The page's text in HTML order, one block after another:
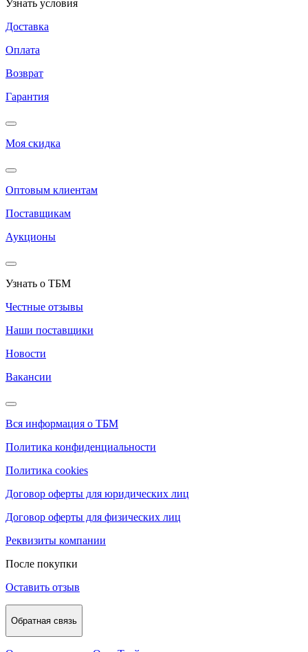
Узнать условия
Доставка
Оплата
Возврат
Гарантия
Моя скидка
Оптовым клиентам
Поставщикам
Аукционы
Узнать о ТБМ
Честные отзывы
Наши поставщики
Новости
Вакансии
Вся информация о ТБМ
Политика конфиденциальности
Политика cookies
Договор оферты для юридических лиц
Договор оферты для физических лиц
Реквизиты компании
После покупки
Оставить отзыв
Обратная связь